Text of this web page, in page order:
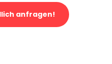
anfragen!